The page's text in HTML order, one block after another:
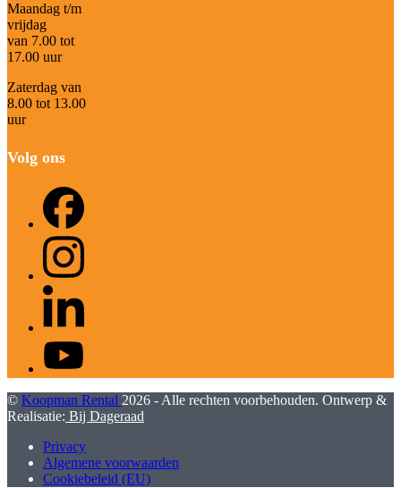
Maandag t/m
vrijdag
van 7.00 tot
17.00 uur
Zaterdag van
8.00 tot 13.00
uur
Volg ons
Instagram
© Koopman Rental 2026 - Alle rechten voorbehouden. Ontwerp &
Realisatie: Bij Dageraad
Privacy
Algemene voorwaarden
Cookiebeleid (EU)